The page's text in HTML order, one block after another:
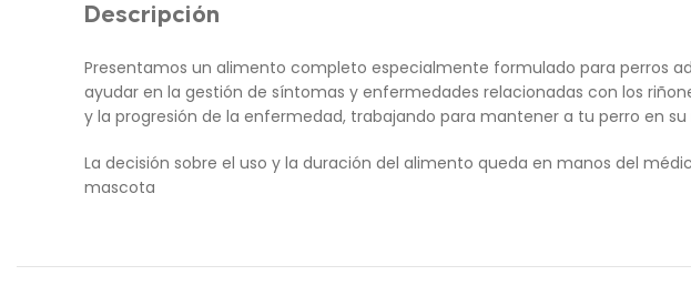
Descripción
Presentamos un alimento completo especialmente formulado para perros
ayudar en la gestión de síntomas y enfermedades relacionadas con los
y la progresión de la enfermedad, trabajando para mantener a tu perro en
La decisión sobre el uso y la duración del alimento queda en manos del
mascota